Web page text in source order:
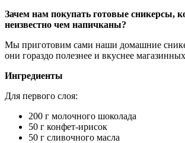
Зачем нам покупать готовые сникерсы,
неизвестно чем напичканы?
Мы приготовим сами наши домашние
они гораздо полезнее и вкуснее
Ингредиенты
Для первого слоя:
200 г молочного шоколада
50 г конфет-ирисок
50 г сливочного масла